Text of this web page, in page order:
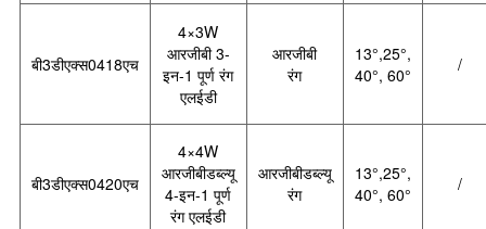
बी3डीएक्स0418एच
4×3W
आरजीबी 3-
इन-1 पूर्ण रंग
एलईडी
आरजीबी
रंग
13°,25°,
40°, 60°
/
बी3डीएक्स0420एच
4×4W
आरजीबीडब्ल्यू
4-इन-1 पूर्ण
रंग एलईडी
आरजीबीडब्ल्यू
रंग
13°,25°,
40°, 60°
/